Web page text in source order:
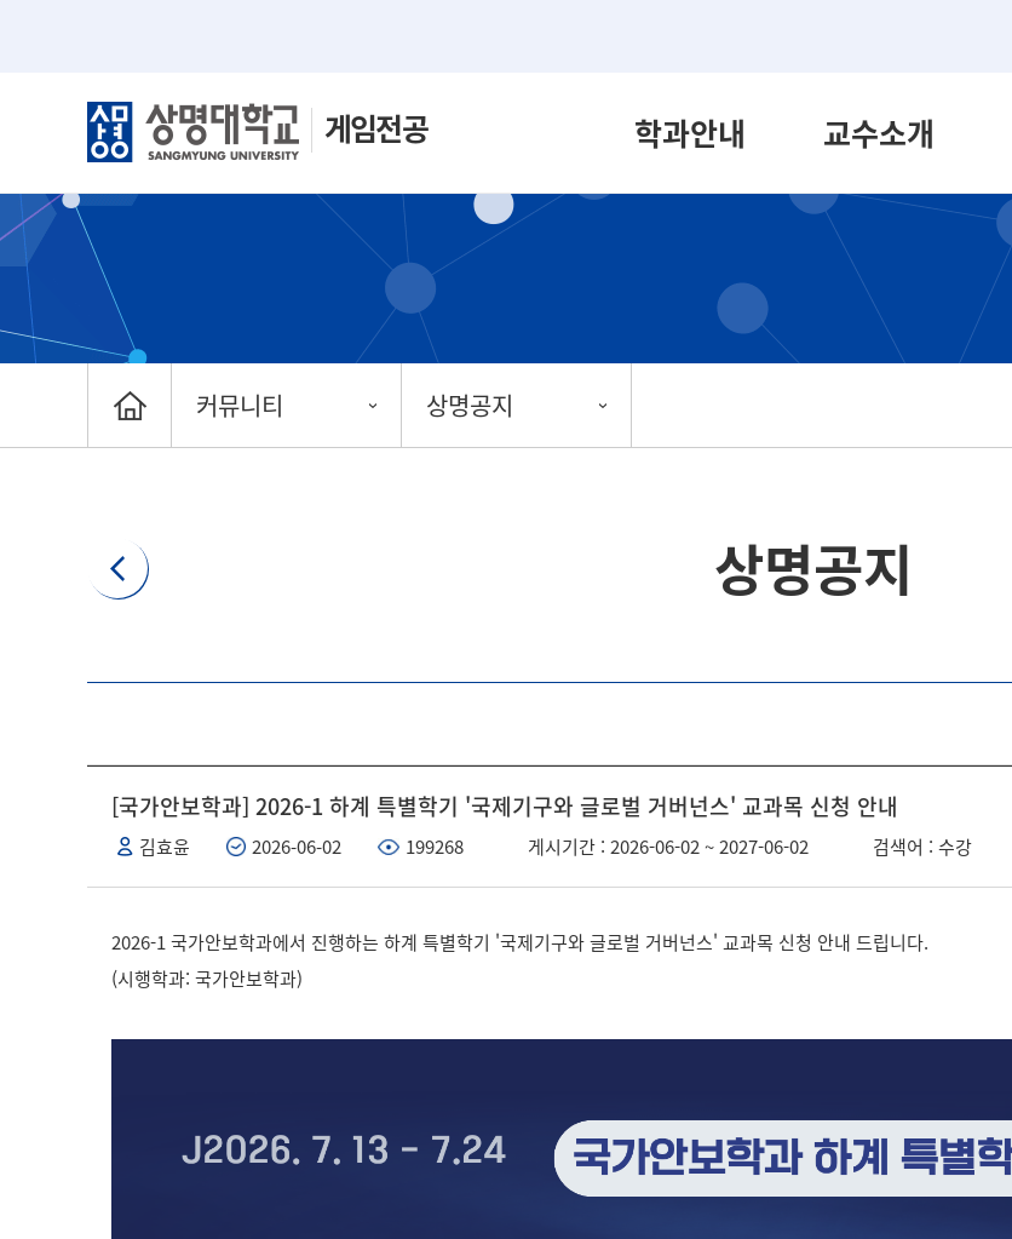
게임전공 학과안내 교수소개
커뮤니티 상명공지
상명공지
[국가안보학과] 2026-1 하계 특별학기 '국제기구와 글로벌 거버넌스' 교과목 신청 안내
김효윤 2026-06-02 199268 게시기간 : 2026-06-02 ~ 2027-06-02 검색어 : 수강
2026-1 국가안보학과에서 진행하는 하계 특별학기 '국제기구와 글로벌 거버넌스' 교과목 신청 안내 드립니다.
(시행학과: 국가안보학과)